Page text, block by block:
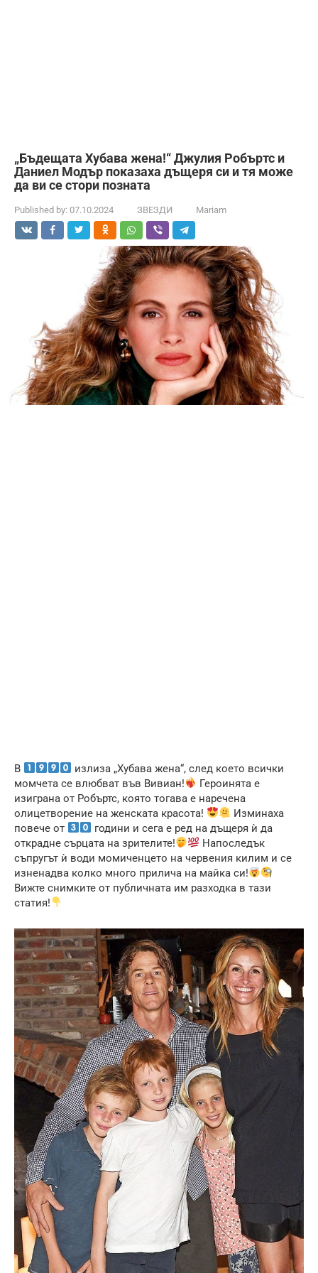
„Бъдещата Хубава жена!“ Джулия Робъртс и
Даниел Модър показаха дъщеря си и тя може
да ви се стори позната
Published by: 07.10.2024 ЗВЕЗДИ Mariam
В
излиза „Хубава жена“, след което всички
момчета се влюбват във Вивиан!
Героинята е
изиграна от Робъртс, която тогава е наречена
олицетворение на женската красота!
Изминаха
повече от
години и сега е ред на дъщеря ѝ да
открадне сърцата на зрителите!
Напоследък
съпругът ѝ води момиченцето на червения килим и се
изненадва колко много прилича на майка си!
Вижте снимките от публичната им разходка в тази
статия!